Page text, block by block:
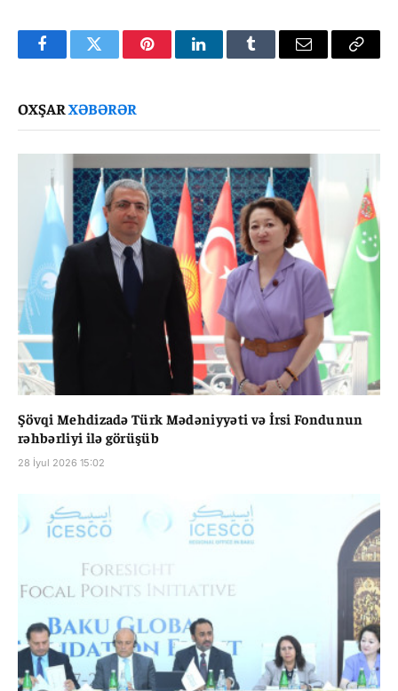
FacebookTwitter PinterestLinkedInTumblr Email
Copy
OXŞARXƏBƏRƏR
Şövqi Mehdizadə Türk Mədəniyyəti və İrsi Fondunun
rəhbərliyi ilə görüşüb
28 İyul 2026 15:02